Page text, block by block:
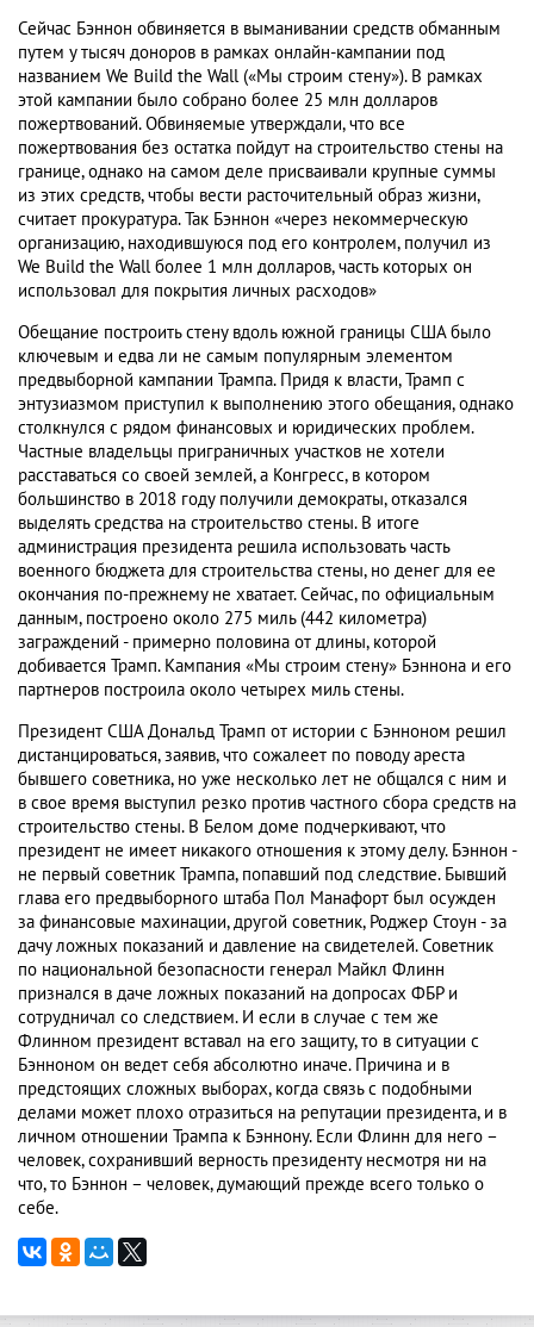
Сейчас Бэннон обвиняется в выманивании средств обманным
путем у тысяч доноров в рамках онлайн-кампании под
названием We Build the Wall («Мы строим стену»). В рамках
этой кампании было собрано более 25 млн долларов
пожертвований. Обвиняемые утверждали, что все
пожертвования без остатка пойдут на строительство стены на
границе, однако на самом деле присваивали крупные суммы
из этих средств, чтобы вести расточительный образ жизни,
считает прокуратура. Так Бэннон «через некоммерческую
организацию, находившуюся под его контролем, получил из
We Build the Wall более 1 млн долларов, часть которых он
использовал для покрытия личных расходов»
Обещание построить стену вдоль южной границы США было
ключевым и едва ли не самым популярным элементом
предвыборной кампании Трампа. Придя к власти, Трамп с
энтузиазмом приступил к выполнению этого обещания, однако
столкнулся с рядом финансовых и юридических проблем.
Частные владельцы приграничных участков не хотели
расставаться со своей землей, а Конгресс, в котором
большинство в 2018 году получили демократы, отказался
выделять средства на строительство стены. В итоге
администрация президента решила использовать часть
военного бюджета для строительства стены, но денег для ее
окончания по-прежнему не хватает. Сейчас, по официальным
данным, построено около 275 миль (442 километра)
заграждений - примерно половина от длины, которой
добивается Трамп. Кампания «Мы строим стену» Бэннона и его
партнеров построила около четырех миль стены.
Президент США Дональд Трамп от истории с Бэнноном решил
дистанцироваться, заявив, что сожалеет по поводу ареста
бывшего советника, но уже несколько лет не общался с ним и
в свое время выступил резко против частного сбора средств на
строительство стены. В Белом доме подчеркивают, что
президент не имеет никакого отношения к этому делу. Бэннон -
не первый советник Трампа, попавший под следствие. Бывший
глава его предвыборного штаба Пол Манафорт был осужден
за финансовые махинации, другой советник, Роджер Стоун - за
дачу ложных показаний и давление на свидетелей. Советник
по национальной безопасности генерал Майкл Флинн
признался в даче ложных показаний на допросах ФБР и
сотрудничал со следствием. И если в случае с тем же
Флинном президент вставал на его защиту, то в ситуации с
Бэнноном он ведет себя абсолютно иначе. Причина и в
предстоящих сложных выборах, когда связь с подобными
делами может плохо отразиться на репутации президента, и в
личном отношении Трампа к Бэннону. Если Флинн для него –
человек, сохранивший верность президенту несмотря ни на
что, то Бэннон – человек, думающий прежде всего только о
себе.